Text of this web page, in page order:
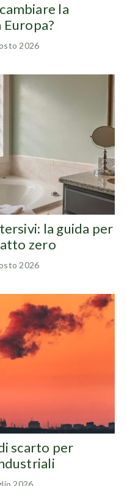
la
2026
la guida per
zero
2026
scarto per